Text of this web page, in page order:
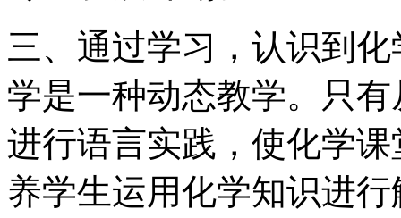
三、通过学习，认识到
学是一种动态教学。只
进行语言实践，使化学
养学生运用化学知识进